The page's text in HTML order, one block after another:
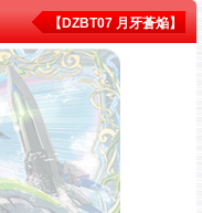
【DZBT07 月牙蒼焔】